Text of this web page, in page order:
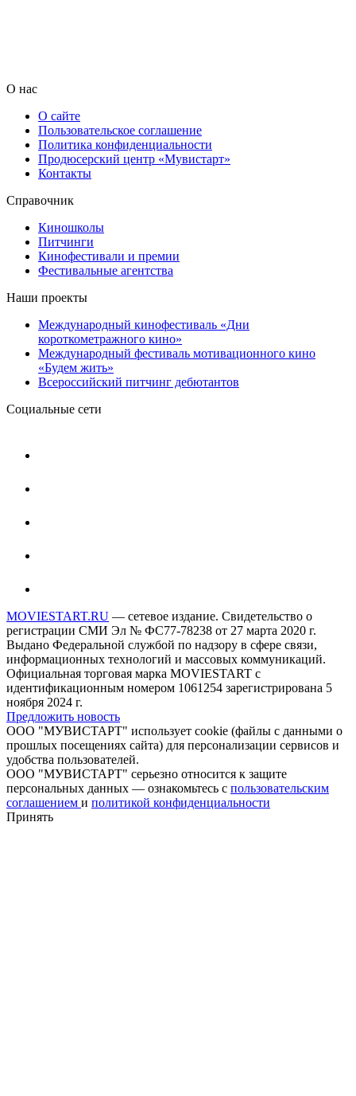
О нас
О сайте
Пользовательское соглашение
Политика конфиденциальности
Продюсерский центр «Мувистарт»
Контакты
Справочник
Киношколы
Питчинги
Кинофестивали и премии
Фестивальные агентства
Наши проекты
Международный кинофестиваль «Дни
короткометражного кино»
Международный фестиваль мотивационного кино
«Будем жить»
Всероссийский питчинг дебютантов
Социальные сети
MOVIESTART.RU — сетевое издание. Свидетельство о
регистрации СМИ Эл № ФС77-78238 от 27 марта 2020 г.
Выдано Федеральной службой по надзору в сфере связи,
информационных технологий и массовых коммуникаций.
Официальная торговая марка MOVIESTART с
идентификационным номером 1061254 зарегистрирована 5
ноября 2024 г.
Предложить новость
ООО "МУВИСТАРТ" использует cookie (файлы с данными о
прошлых посещениях сайта) для персонализации сервисов и
удобства пользователей.
ООО "МУВИСТАРТ" серьезно относится к защите
персональных данных — ознакомьтесь с пользовательским
соглашением и политикой конфиденциальности
Принять